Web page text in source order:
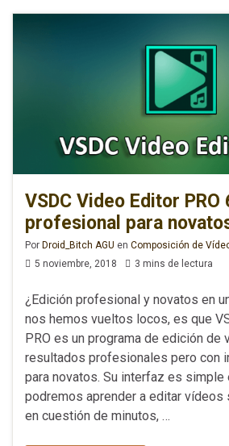
VSDC Video Editor
profesional para
Por Droid_Bitch AGU en Composición de
5 noviembre, 2018
3 mins de lectura
¿Edición profesional y novatos en
nos hemos vueltos locos, es que
PRO es un programa de edición de
resultados profesionales pero con
para novatos. Su interfaz es simple
podremos aprender a editar vídeos
en cuestión de minutos, …